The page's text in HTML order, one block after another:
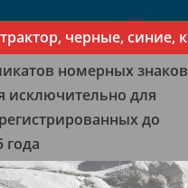
черные, синие,
номерных знаков
исключительно для
до
года